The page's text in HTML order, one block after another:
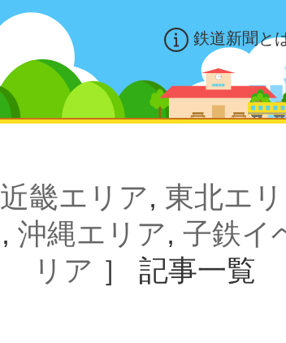
鉄道新聞と
近畿エリア, 東北エ
, 沖縄エリア, 子鉄イ
リア ］ 記事一覧